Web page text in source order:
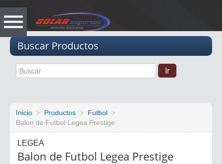
Buscar Productos
Inicio Productos
Futbol
Balon de Futbol Legea Prestige
LEGEA
Balon de Futbol Legea Prestige